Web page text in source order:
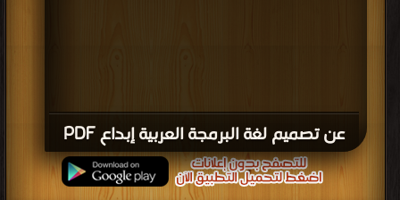
عن تصميم لغة البرمجة العربية إبداع PDF